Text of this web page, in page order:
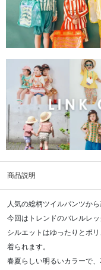
商品説明
人気の総柄ツイルパンツから
今回はトレンドのバレルレ
シルエットはゆったりとボ
着られます。
春夏らしい明るいカラーで